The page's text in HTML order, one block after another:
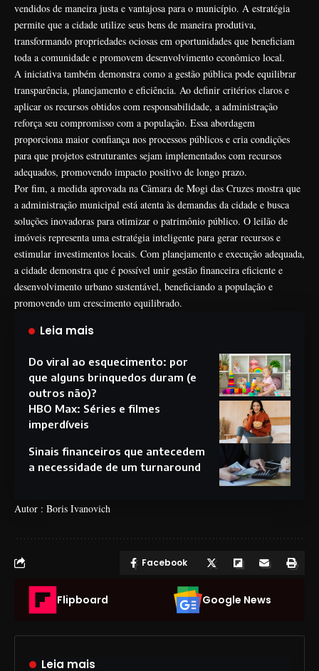
vendidos de maneira justa e vantajosa para o município. A estratégia
permite que a cidade utilize seus bens de maneira produtiva,
transformando propriedades ociosas em oportunidades que beneficiam
toda a comunidade e promovem desenvolvimento econômico local.
A iniciativa também demonstra como a gestão pública pode equilibrar
transparência, planejamento e eficiência. Ao definir critérios claros e
aplicar os recursos obtidos com responsabilidade, a administração
reforça seu compromisso com a população. Essa abordagem
proporciona maior confiança nos processos públicos e cria condições
para que projetos estruturantes sejam implementados com recursos
adequados, promovendo impacto positivo de longo prazo.
Por fim, a medida aprovada na Câmara de Mogi das Cruzes mostra que
a administração municipal está atenta às demandas da cidade e busca
soluções inovadoras para otimizar o patrimônio público. O leilão de
imóveis representa uma estratégia inteligente para gerar recursos e
estimular investimentos locais. Com planejamento e execução adequada,
a cidade demonstra que é possível unir gestão financeira eficiente e
desenvolvimento urbano sustentável, beneficiando a população e
promovendo um crescimento equilibrado.
Leia mais
Do viral ao esquecimento: por
que alguns brinquedos duram (e
outros não)?
HBO Max: Séries e filmes
imperdíveis
Sinais financeiros que antecedem
a necessidade de um turnaround
Autor : Boris Ivanovich
Facebook
Flipboard Google News
Leia mais